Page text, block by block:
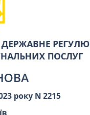
ПОСЛУГ
року N 2215